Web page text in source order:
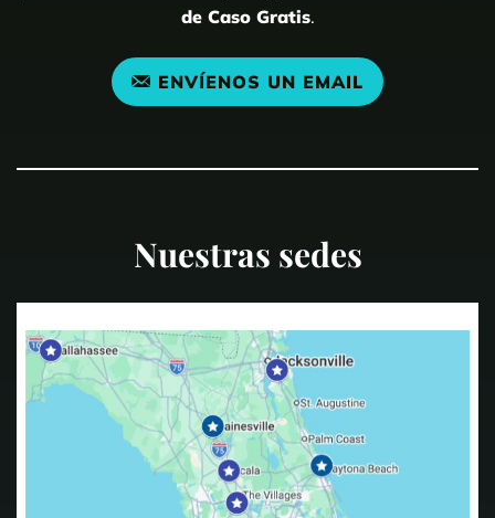
de Caso Gratis.
ENVÍENOS UN EMAIL
Nuestras sedes